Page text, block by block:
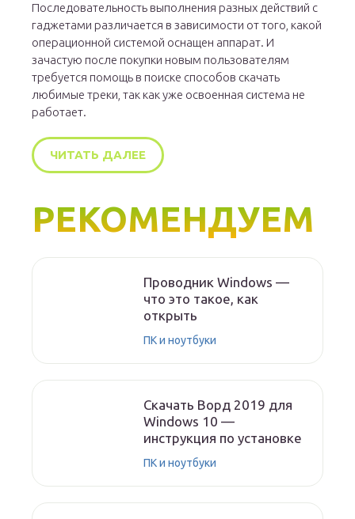
Последовательность выполнения разных действий с
гаджетами различается в зависимости от того, какой
операционной системой оснащен аппарат. И
зачастую после покупки новым пользователям
требуется помощь в поиске способов скачать
любимые треки, так как уже освоенная система не
работает.
ЧИТАТЬ ДАЛЕЕ
РЕКОМЕНДУЕМ
Проводник Windows —
что это такое, как
открыть
ПК и ноутбуки
Скачать Ворд 2019 для
Windows 10 —
инструкция по установке
ПК и ноутбуки